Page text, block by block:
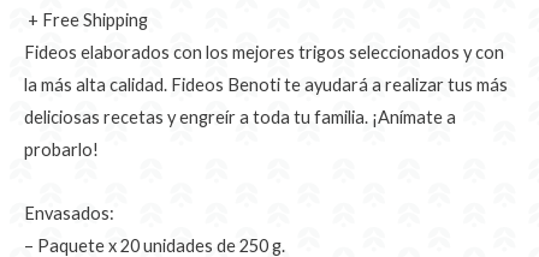
+ Free Shipping
Fideos elaborados con los mejores trigos seleccionados y con
la más alta calidad. Fideos Benoti te ayudará a realizar tus más
deliciosas recetas y engreír a toda tu familia. ¡Anímate a
probarlo!
Envasados:
– Paquete x 20 unidades de 250 g.